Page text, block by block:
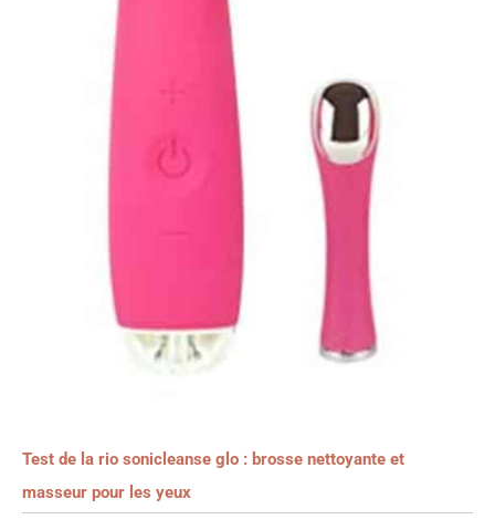
Test de la rio sonicleanse glo : brosse nettoyante et
masseur pour les yeux